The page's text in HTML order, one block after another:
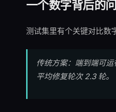
一个数字背后的
测试集里有个关键对比数字
传统方案：端到端可
平均修复轮次 2.3 轮。